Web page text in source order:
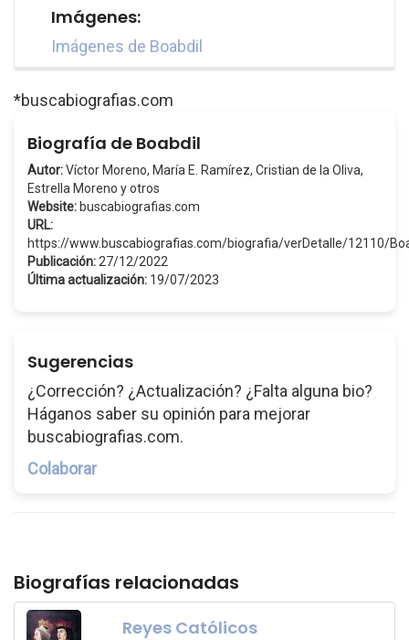
Imágenes:
Imágenes de Boabdil
*buscabiografias.com
Biografía de Boabdil
Autor:Víctor Moreno, María E. Ramírez, Cristian de la Oliva,
Estrella Moreno y otros
Website: buscabiografias.com
URL:
https://www.buscabiografias.com/biografia/verDetalle/12110/
Publicación: 27/12/2022
Última actualización: 19/07/2023
Sugerencias
¿Corrección? ¿Actualización? ¿Falta alguna bio?
Háganos saber su opinión para mejorar
buscabiografias.com.
Colaborar
Biografías relacionadas
Reyes Católicos